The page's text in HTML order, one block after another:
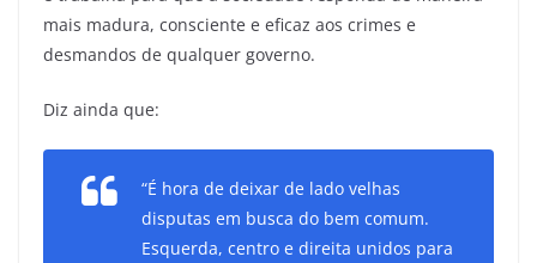
mais madura, consciente e eficaz aos crimes e
desmandos de qualquer governo.
Diz ainda que:
“É hora de deixar de lado velhas
disputas em busca do bem comum.
Esquerda, centro e direita unidos para